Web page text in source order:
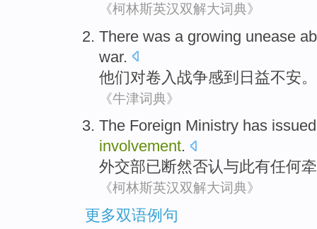
《柯林斯英汉双解大词典》
There was a growing unease
war.
他们对卷入 战争感到 日益不安。
《牛津词典》
The Foreign Ministry has
involvement.
外交部已断然否认与此有任何
《柯林斯英汉双解大词典》
更多双语例句